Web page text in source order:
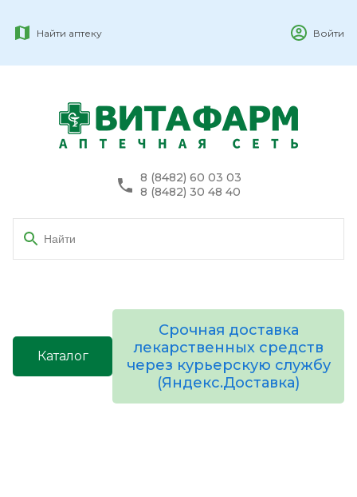
Найти аптеку Войти
8 (8482) 60 03 03
8 (8482) 30 48 40
Каталог
Срочная доставка
лекарственных средств
через курьерскую службу
(Яндекс.Доставка)